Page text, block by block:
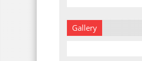
Gallery